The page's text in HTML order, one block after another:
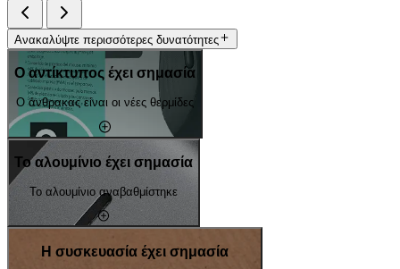
Ανακαλύψτε περισσότερες δυνατότητες
Ο αντίκτυπος έχει σημασία
Ο άνθρακας είναι οι νέες θερμίδες
Το αλουμίνιο έχει σημασία
Το αλουμίνιο αναβαθμίστηκε
Η συσκευασία έχει σημασία